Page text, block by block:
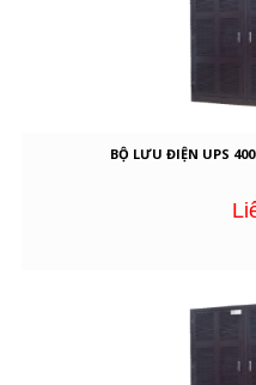
BỘ LƯU ĐIỆN UPS